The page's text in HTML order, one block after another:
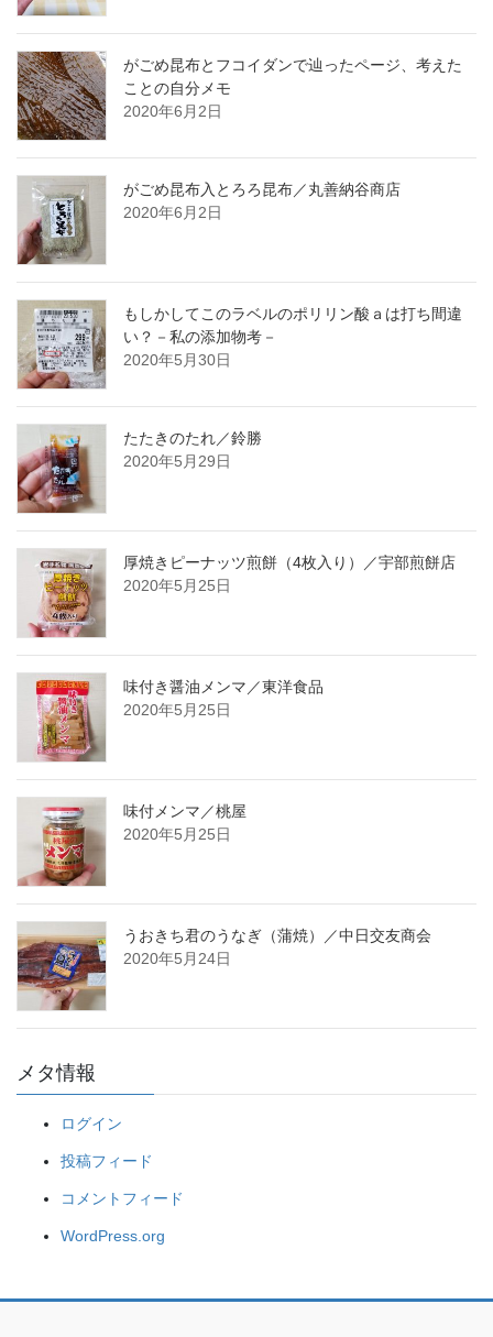
がごめ昆布とフコイダンで辿ったページ、考えた
ことの自分メモ
2020年6月2日
がごめ昆布入とろろ昆布／丸善納谷商店
2020年6月2日
もしかしてこのラベルのポリリン酸ａは打ち間違
い？－私の添加物考－
2020年5月30日
たたきのたれ／鈴勝
2020年5月29日
厚焼きピーナッツ煎餅（4枚入り）／宇部煎餅店
2020年5月25日
味付き醤油メンマ／東洋食品
2020年5月25日
味付メンマ／桃屋
2020年5月25日
うおきち君のうなぎ（蒲焼）／中日交友商会
2020年5月24日
メタ情報
ログイン
投稿フィード
コメントフィード
WordPress.org